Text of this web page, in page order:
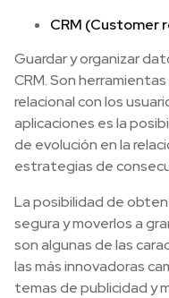
CRM (Customer
Guardar y organizar
CRM. Son
relacional con los
aplicaciones es la
de evolución en la
estrategias de
La posibilidad de
segura y moverlos a
son algunas de las
las más innovadoras
temas de publicidad y